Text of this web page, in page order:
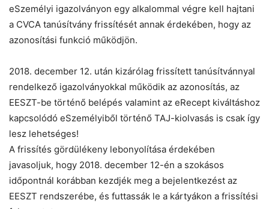
eSzemélyi igazolványon egy alkalommal végre kell hajtani
a CVCA tanúsítvány frissítését annak érdekében, hogy az
azonosítási funkció működjön.
2018. december 12. után kizárólag frissített tanúsítvánnyal
rendelkező igazolványokkal működik az azonosítás, az
EESZT-be történő belépés valamint az eRecept kiváltáshoz
kapcsolódó eSzemélyiből történő TAJ-kiolvasás is csak így
lesz lehetséges!
A frissítés gördülékeny lebonyolítása érdekében
javasoljuk, hogy 2018. december 12-én a szokásos
időpontnál korábban kezdjék meg a bejelentkezést az
EESZT rendszerébe, és futtassák le a kártyákon a frissítési